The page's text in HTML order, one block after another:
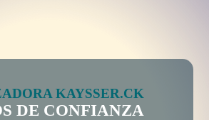
KAYSSER.CK
DE CONFIANZA